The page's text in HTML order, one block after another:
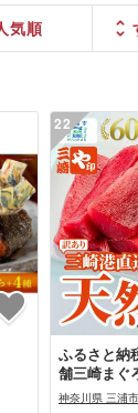
気順
22
ふるさと納
舗三崎まぐ
天然マグロ
神奈川県 三浦市